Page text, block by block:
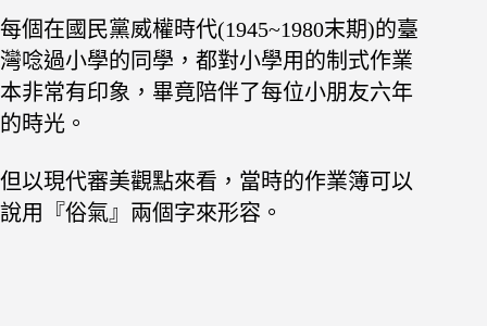
每個在國民黨威權時代(1945~1980末期)的臺
灣唸過小學的同學，都對小學用的制式作業
本非常有印象，畢竟陪伴了每位小朋友六年
的時光。
但以現代審美觀點來看，當時的作業簿可以
說用『俗氣』兩個字來形容。